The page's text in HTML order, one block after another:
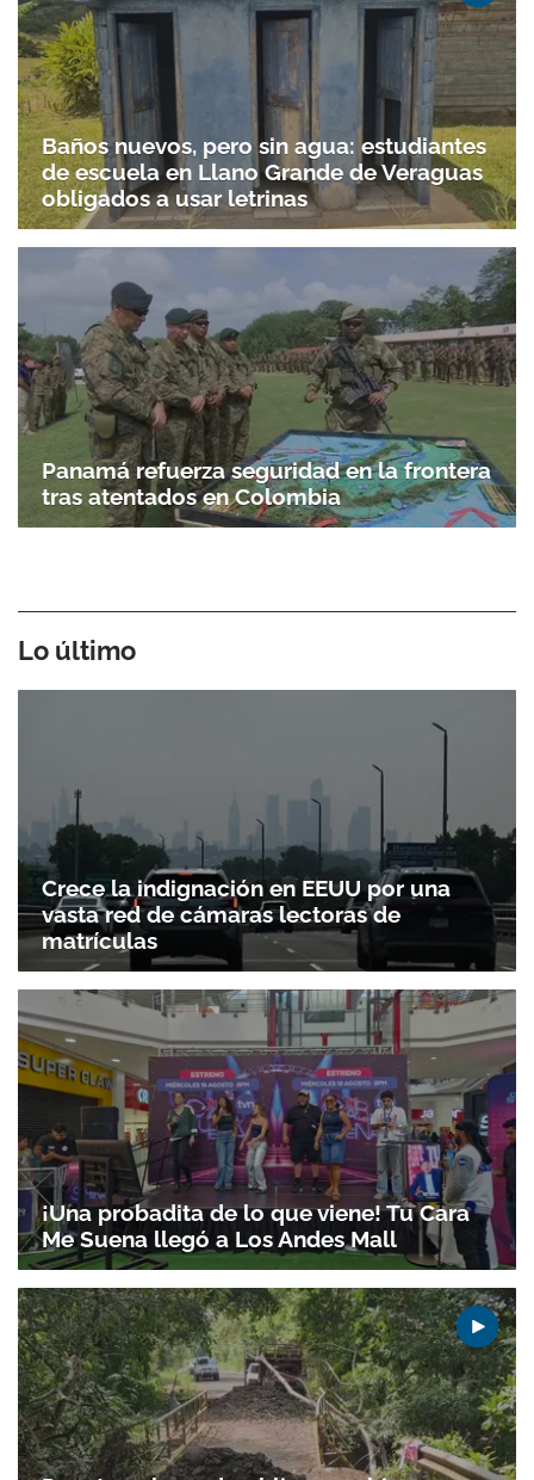
Baños nuevos, pero sin agua: estudiantes
de escuela en Llano Grande de Veraguas
obligados a usar letrinas
Panamá refuerza seguridad en la frontera
tras atentados en Colombia
Lo último
Crece la indignación en EEUU por una
vasta red de cámaras lectoras de
matrículas
¡Una probadita de lo que viene! Tu Cara
Me Suena llegó a Los Andes Mall